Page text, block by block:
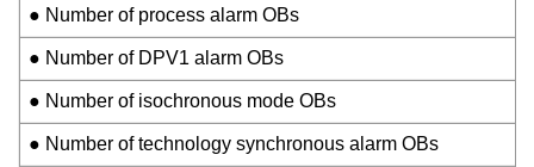
● Number of process alarm OBs
● Number of DPV1 alarm OBs
● Number of isochronous mode OBs
● Number of technology synchronous alarm OBs